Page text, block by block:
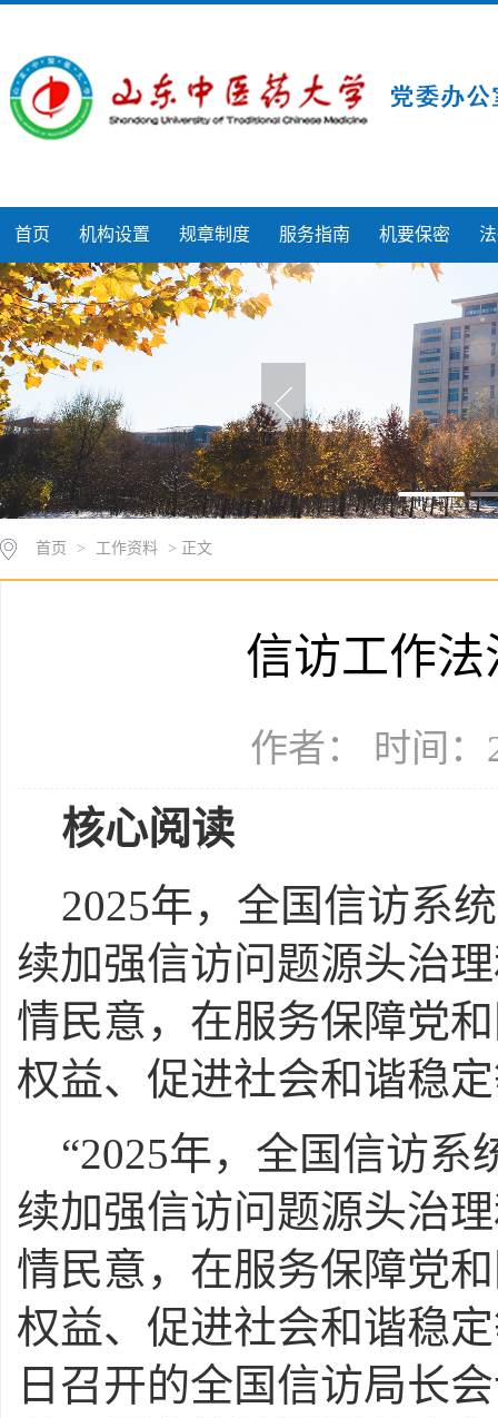
首页 机构设置 规章制度 服务指南 机要保密
首页 > 工作资料 > 正文
信访工作
作者： 时间：
核心阅读
2025年，全国信访系
续加强信访问题源头治
情民意，在服务保障党
权益、促进社会和谐稳
“2025年，全国信访
续加强信访问题源头治
情民意，在服务保障党
权益、促进社会和谐稳
日召开的全国信访局长